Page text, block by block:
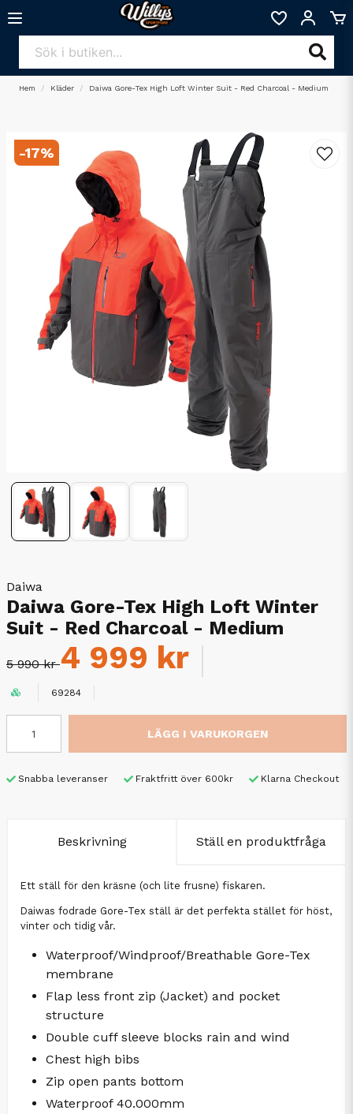
Hem Kläder Daiwa Gore-Tex High Loft Winter Suit - Red Charcoal - Medium
-17%
Daiwa
Daiwa Gore-Tex High Loft Winter
Suit - Red Charcoal - Medium
5 990 kr4 999 kr
69284
LÄGG I VARUKORGEN
Snabba leveranser Fraktfritt över 600kr Klarna Checkout
Beskrivning Ställ en produktfråga
Ett ställ för den kräsne (och lite frusne) fiskaren.
Daiwas fodrade Gore-Tex ställ är det perfekta stället för höst,
vinter och tidig vår.
Waterproof/Windproof/Breathable Gore-Tex
membrane
Flap less front zip (Jacket) and pocket
structure
Double cuff sleeve blocks rain and wind
Chest high bibs
Zip open pants bottom
Waterproof 40.000mm